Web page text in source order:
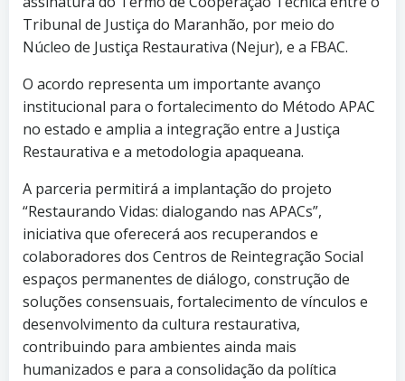
Tribunal de Justiça do Maranhão, por meio do
Núcleo de Justiça Restaurativa (Nejur), e a FBAC.
O acordo representa um importante avanço
institucional para o fortalecimento do Método APAC
no estado e amplia a integração entre a Justiça
Restaurativa e a metodologia apaqueana.
A parceria permitirá a implantação do projeto
“Restaurando Vidas: dialogando nas APACs”,
iniciativa que oferecerá aos recuperandos e
colaboradores dos Centros de Reintegração Social
espaços permanentes de diálogo, construção de
soluções consensuais, fortalecimento de vínculos e
desenvolvimento da cultura restaurativa,
contribuindo para ambientes ainda mais
humanizados e para a consolidação da política